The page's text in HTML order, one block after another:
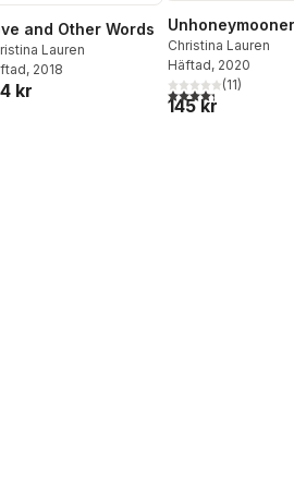
and Other Words
Lauren
, 2018
kr
Christina Lauren
Häftad, 2020
4,3utav 5 stjärnor.
(11)
145 kr